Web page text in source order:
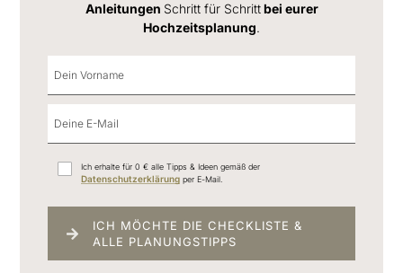
Anleitungen Schritt für Schrittbei eurer
Hochzeitsplanung.
Ich erhalte für 0 € alle Tipps & Ideen gemäß der
Datenschutzerklärung per E-Mail.
ICH MÖCHTE DIE CHECKLISTE &
ALLE PLANUNGSTIPPS